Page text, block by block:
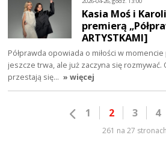
Kasia Moś i
premierą
ARTYSTKAMI]
Półprawda opowiada o miłości w
jeszcze trwa, ale już zaczyna się
przestają się… » więcej
1 2 3 4
261 na 27 stronach